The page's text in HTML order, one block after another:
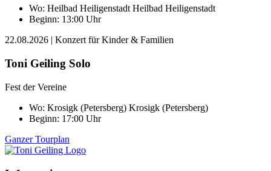
Wo: Heilbad Heiligenstadt Heilbad Heiligenstadt
Beginn: 13:00 Uhr
22.08.2026 | Konzert für Kinder & Familien
Toni Geiling Solo
Fest der Vereine
Wo: Krosigk (Petersberg) Krosigk (Petersberg)
Beginn: 17:00 Uhr
Ganzer Tourplan